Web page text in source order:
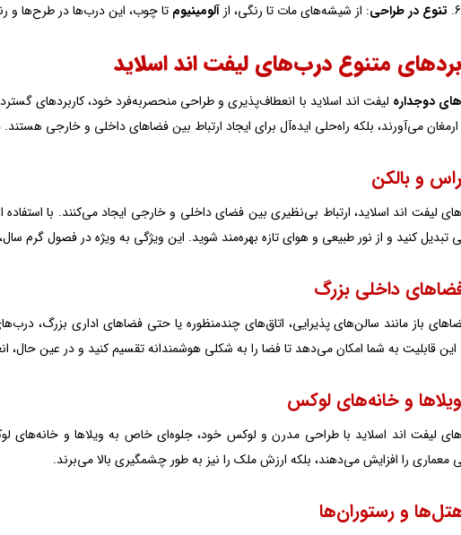
تنوع در طراحی: از شیشه‌های مات تا رنگی، از آلومینیوم تا چوب، این درب‌ها در طرح‌ها و
متنوع درب‌های لیفت اند اسلاید
دوجداره لیفت اند اسلاید با انعطاف‌پذیری و طراحی منحصربه‌فرد خود، کاربردهای
ارمغان می‌آورند، بلکه راه‌حلی ایده‌آل برای ایجاد ارتباط بین فضاهای داخلی و خارجی
لیفت اند اسلاید، ارتباط بی‌نظیری بین فضای داخلی و خارجی ایجاد می‌کنند. با
تبدیل کنید و از نور طبیعی و هوای تازه بهره‌مند شوید. این ویژگی به ویژه در فصول گرم
باز مانند سالن‌های پذیرایی، اتاق‌های چندمنظوره یا حتی فضاهای اداری بزرگ،
این قابلیت به شما امکان می‌دهد تا فضا را به شکلی هوشمندانه تقسیم کنید و در عین حال،
لیفت اند اسلاید با طراحی مدرن و لوکس خود، جلوه‌ای خاص به ویلاها و خانه‌های
معماری را افزایش می‌دهند، بلکه ارزش ملک را نیز به طور چشمگیری بالا می‌برند.